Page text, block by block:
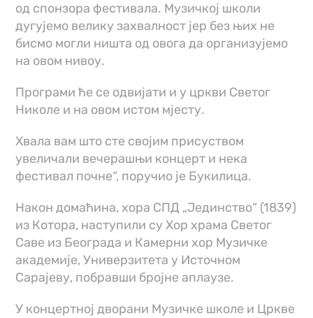
од спонзора фестивала. Музичкој школи
дугујемо велику захвалност јер без њих не
бисмо могли ништа од овога да организујемо
на овом нивоу.
Програми ће се одвијати и у цркви Светог
Николе и на овом истом мјесту.
Хвала вам што сте својим присуством
увеличали вечерашњи концерт и нека
фестивал почне“, поручио је Букилица.
Након домаћина, хора СПД „Јединство“ (1839)
из Котора, наступили су Хор храма Светог
Саве из Београда и Камерни хор Музичке
академије, Универзитета у Источном
Сарајеву, побравши бројне аплаузе.
У концертној дворани Музичке школе и Цркве